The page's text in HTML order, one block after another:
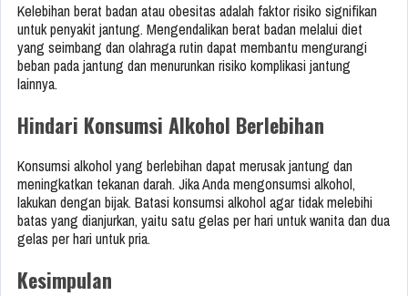
Kelebihan berat badan atau obesitas adalah faktor risiko signifikan
untuk penyakit jantung. Mengendalikan berat badan melalui diet
yang seimbang dan olahraga rutin dapat membantu mengurangi
beban pada jantung dan menurunkan risiko komplikasi jantung
lainnya.
Hindari Konsumsi Alkohol Berlebihan
Konsumsi alkohol yang berlebihan dapat merusak jantung dan
meningkatkan tekanan darah. Jika Anda mengonsumsi alkohol,
lakukan dengan bijak. Batasi konsumsi alkohol agar tidak melebihi
batas yang dianjurkan, yaitu satu gelas per hari untuk wanita dan dua
gelas per hari untuk pria.
Kesimpulan